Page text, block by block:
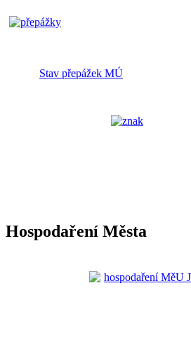
Stav přepážek MÚ
Hospodaření Města